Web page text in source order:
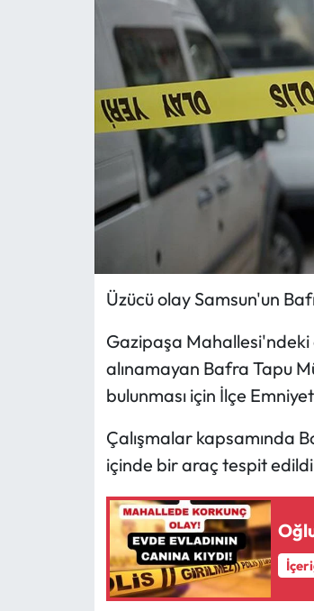
Üzücü olay Samsun'un
Gazipaşa
alınamayan Bafra Tapu
bulunması için İlçe
Çalışmalar kapsamında
içinde bir araç tespit
TURİZM
RESMİ İLANLAR
HABER İLAN